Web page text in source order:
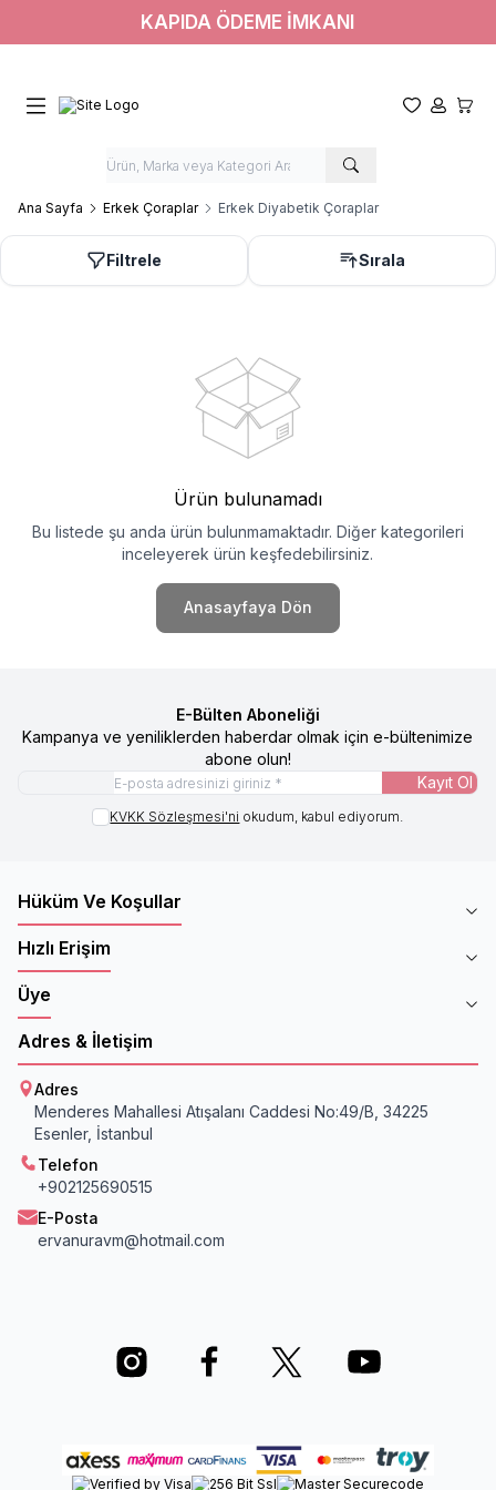
KAPIDA ÖDEME İMKANI
Favorilerim
Hesabım
Ana Sayfa Erkek Çoraplar Erkek Diyabetik Çoraplar
Filtrele Sırala
Ürün bulunamadı
Bu listede şu anda ürün bulunmamaktadır. Diğer kategorileri
inceleyerek ürün keşfedebilirsiniz.
Anasayfaya Dön
E-Bülten Aboneliği
Kampanya ve yeniliklerden haberdar olmak için e-bültenimize
abone olun!
Kayıt Ol
KVKK Sözleşmesi'ni okudum, kabul ediyorum.
Hüküm Ve Koşullar
Hızlı Erişim
Üye
Adres & İletişim
Adres
Menderes Mahallesi Atışalanı Caddesi No:49/B, 34225
Esenler, İstanbul
Telefon
+902125690515
E-Posta
ervanuravm@hotmail.com